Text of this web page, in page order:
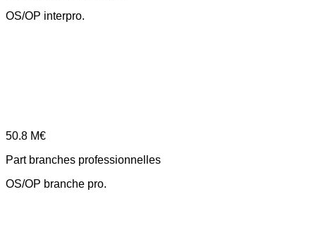
OS/OP interpro.
50.8 M€
Part branches professionnelles
OS/OP branche pro.